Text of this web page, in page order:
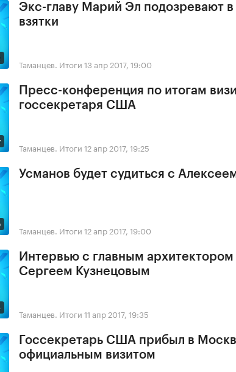
Экс-главу Марий Эл подозревают в
взятки
Таманцев. Итоги 13 апр 2017, 19:00
Пресс-конференция по итогам
госсекретаря США
Таманцев. Итоги 12 апр 2017, 19:25
Усманов будет судиться с
Таманцев. Итоги 12 апр 2017, 19:00
Интервью с главным
Сергеем Кузнецовым
Таманцев. Итоги 11 апр 2017, 19:35
Госсекретарь США прибыл в
официальным визитом